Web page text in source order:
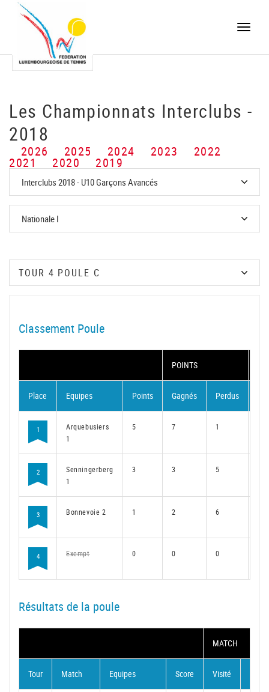
Toggle
Les Championnats Interclubs -
2018
2026 2025 2024 2023 2022
2021 2020 2019
Classement Poule
POINTS
Place Equipes Points Gagnés Perdus
1
Arquebusiers
1
5 7 1
2
Senningerberg
1
3 3 5
3 Bonnevoie 2 1 2 6
4 Exempt 0 0 0
Résultats de la poule
MATCH
Tour Match Equipes Score Visité